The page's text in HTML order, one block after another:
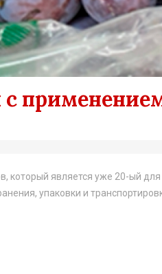
который является уже 20-ый
упаковки и